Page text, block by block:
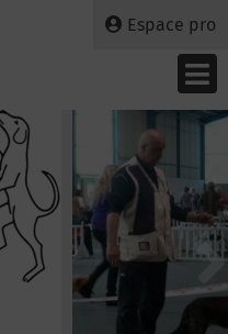
Espace pro